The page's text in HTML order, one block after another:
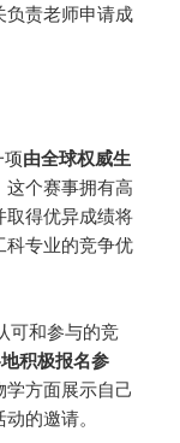
负责老师申请成
由全球权威生
这个赛事拥有高
取得优异成绩将
科专业的竞争优
可和参与的竞
积极报名参
方面展示自己
的邀请。